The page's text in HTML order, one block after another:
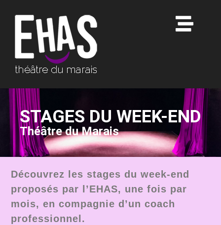
STAGES DU WEEK-END
Théâtre du Marais
Découvrez les stages du week-end
proposés par l’EHAS, une fois par
mois, en compagnie d’un coach
professionnel .